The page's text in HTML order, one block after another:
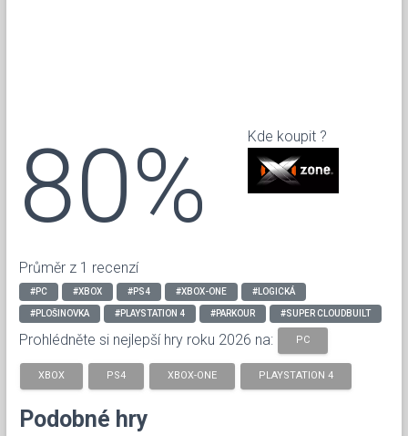
80%
Průměr z 1 recenzí
Kde koupit ?
#PC #XBOX #PS4 #XBOX-ONE #LOGICKÁ
#PLOŠINOVKA #PLAYSTATION 4 #PARKOUR #SUPER CLOUDBUILT
Prohlédněte si nejlepší hry roku 2026 na: PC
XBOX PS4 XBOX-ONE PLAYSTATION 4
Podobné hry